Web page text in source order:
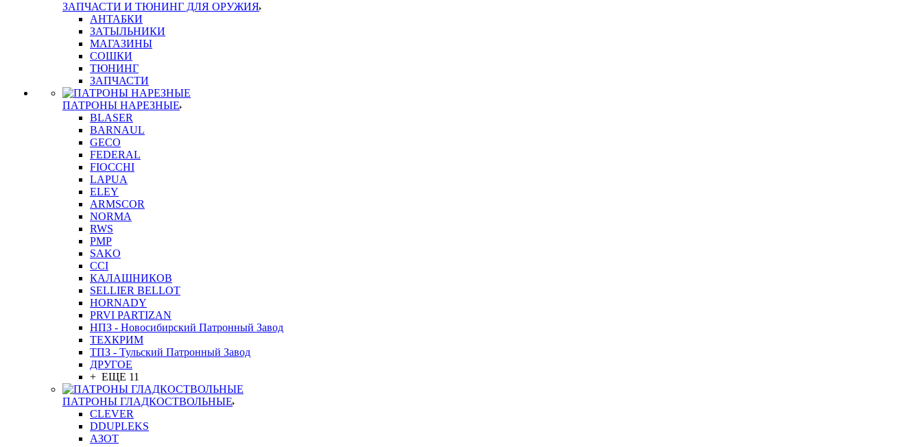
ЗАПЧАСТИ И ТЮНИНГ ДЛЯ ОРУЖИЯ
АНТАБКИ
ЗАТЫЛЬНИКИ
МАГАЗИНЫ
СОШКИ
ТЮНИНГ
ЗАПЧАСТИ
ПАТРОНЫ НАРЕЗНЫЕ
BLASER
BARNAUL
GEСO
FEDERAL
FIOCCHI
LAPUA
ELEY
ARMSCOR
NORMA
RWS
PMP
SAKO
CCI
КАЛАШНИКОВ
SELLIER BELLOT
HORNADY
PRVI PARTIZAN
НПЗ - Новосибирский Патронный Завод
ТЕХКРИМ
ТПЗ - Тульский Патронный Завод
ДРУГОЕ
+ ЕЩЕ 11
ПАТРОНЫ ГЛАДКОСТВОЛЬНЫЕ
CLEVER
DDUPLEKS
АЗОТ